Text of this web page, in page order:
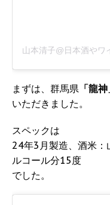
まずは、群馬県 「龍神
いただきました。
スペックは
24年3月製造、酒米
ルコール分15度
でした。